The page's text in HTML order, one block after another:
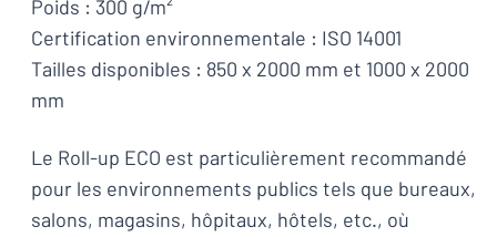
Poids : 300 g/m²
Certification environnementale : ISO 14001
Tailles disponibles : 850 x 2000 mm et 1000 x 2000
mm
Le Roll-up ECO est particulièrement recommandé
pour les environnements publics tels que bureaux,
salons, magasins, hôpitaux, hôtels, etc., où